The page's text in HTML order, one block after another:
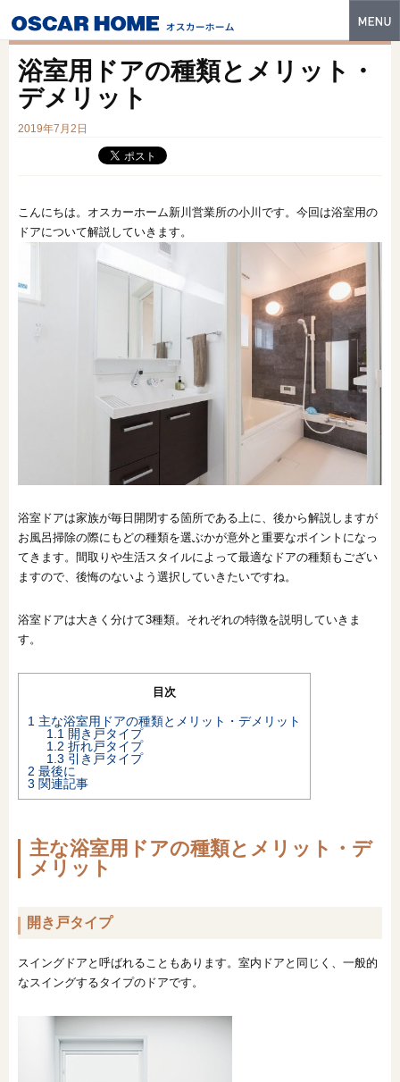
特長
イベント・モデルハウス
建築実例
フォトギャラリー
スマートセレクト
土地情報
オンライン相談会
浴室用ドアの種類とメリット・
デメリット
2019年7月2日
こんにちは。オスカーホーム新川営業所の小川です。今回は浴室用の
ドアについて解説していきます。
浴室ドアは家族が毎日開閉する箇所である上に、後から解説しますが
お風呂掃除の際にもどの種類を選ぶかが意外と重要なポイントになっ
てきます。間取りや生活スタイルによって最適なドアの種類もござい
ますので、後悔のないよう選択していきたいですね。
浴室ドアは大きく分けて3種類。それぞれの特徴を説明していきま
す。
目次
1 主な浴室用ドアの種類とメリット・デメリット
1.1 開き戸タイプ
1.2 折れ戸タイプ
1.3 引き戸タイプ
2 最後に
3 関連記事
主な浴室用ドアの種類とメリット・デ
メリット
開き戸タイプ
スイングドアと呼ばれることもあります。室内ドアと同じく、一般的
なスイングするタイプのドアです。